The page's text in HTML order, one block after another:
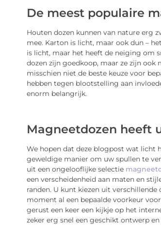
De meest populaire
Houten dozen kunnen van nature erg
mee. Karton is licht, maar ook dun –
is licht, maar het heeft de neiging om
dozen zijn goedkoop, maar ze zijn ook
misschien niet de beste keuze voor
hebben tegen blootstelling aan
enorm belangrijk.
Magneetdozen heeft
We hopen dat deze blogpost wat licht
geweldige manier om uw spullen te
uit een ongelooflijke selectie
een verscheidenheid aan maten en
randen. U kunt kiezen uit
moment al een bepaalde voorkeur
gerust een keer een kijkje op het
zeker erg snel een geschikt ontwerp